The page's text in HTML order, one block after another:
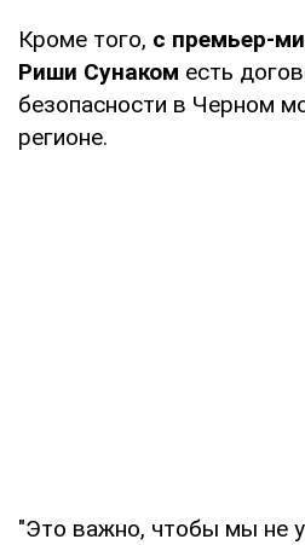
Кроме того, с премьер-
Риши Сунаком есть
безопасности в Черном
регионе.
"Это важно, чтобы мы не